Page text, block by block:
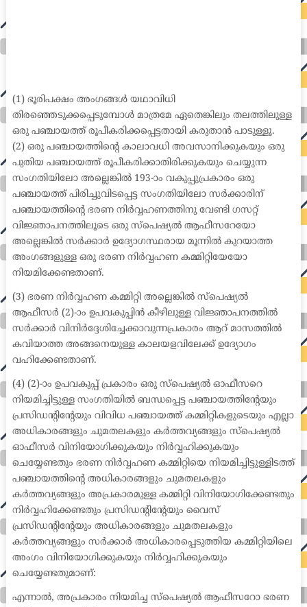
(1) ഭൂരിപക്ഷം അംഗങ്ങൾ യഥാവിധി
തിരഞ്ഞെടുക്കപ്പെടുമ്പോൾ മാത്രമേ ഏതെങ്കിലും തലത്തിലുള്ള
ഒരു പഞ്ചായത്ത് രൂപീകരിക്കപ്പെട്ടതായി കരുതാൻ പാടുള്ളൂ.
(2) ഒരു പഞ്ചായത്തിന്റെ കാലാവധി അവസാനിക്കുകയും ഒരു
പുതിയ പഞ്ചായത്ത് രൂപീകരിക്കാതിരിക്കുകയും ചെയ്യുന്ന
സംഗതിയിലോ അല്ലെങ്കിൽ 193-ാം വകുപ്പുപ്രകാരം ഒരു
പഞ്ചായത്ത് പിരിച്ചുവിടപ്പെട്ട സംഗതിയിലോ സർക്കാരിന്
പഞ്ചായത്തിന്റെ ഭരണ നിർവ്വഹണത്തിനു വേണ്ടി ഗസറ്റ്
വിജ്ഞാപനത്തിലൂടെ ഒരു സ്പെഷ്യൽ ആഫീസറേയോ
അല്ലെങ്കിൽ സർക്കാർ ഉദ്യോഗസ്ഥരായ മൂന്നിൽ കുറയാത്ത
അംഗങ്ങളുള്ള ഒരു ഭരണ നിർവ്വഹണ കമ്മിറ്റിയേയോ
നിയമിക്കേണ്ടതാണ്.
(3) ഭരണ നിർവ്വഹണ കമ്മിറ്റി അല്ലെങ്കിൽ സ്പെഷ്യൽ
ആഫീസർ (2)-ാം ഉപവകുപ്പിൻ കീഴിലുള്ള വിജ്ഞാപനത്തിൽ
സർക്കാർ വിനിർദ്ദേശിച്ചേക്കാവുന്നപ്രകാരം ആറ് മാസത്തിൽ
കവിയാത്ത അങ്ങനെയുള്ള കാലയളവിലേക്ക് ഉദ്യോഗം
വഹിക്കേണ്ടതാണ്.
(4) (2)-ാം ഉപവകുപ്പ് പ്രകാരം ഒരു സ്പെഷ്യൽ ഓഫീസറെ
നിയമിച്ചിട്ടുള്ള സംഗതിയിൽ ബന്ധപ്പെട്ട പഞ്ചായത്തിന്റേയും
പ്രസിഡന്റിന്റേയും വിവിധ പഞ്ചായത്ത് കമ്മിറ്റികളുടെയും എല്ലാ
അധികാരങ്ങളും ചുമതലകളും കർത്തവ്യങ്ങളും സ്പെഷ്യൽ
ഓഫീസർ വിനിയോഗിക്കുകയും നിർവ്വഹിക്കുകയും
ചെയ്യേണ്ടതും ഭരണ നിർവ്വഹണ കമ്മിറ്റിയെ നിയമിച്ചിട്ടുള്ളിടത്ത്
പഞ്ചായത്തിന്റെ അധികാരങ്ങളും ചുമതലകളും
കർത്തവ്യങ്ങളും അപ്രകാരമുള്ള കമ്മിറ്റി വിനിയോഗിക്കേണ്ടതും
നിർവ്വഹിക്കേണ്ടതും പ്രസിഡന്റിന്റേയും വൈസ്
പ്രസിഡന്റിന്റേയും അധികാരങ്ങളും ചുമതലകളും
കർത്തവ്യങ്ങളും സർക്കാർ അധികാരപ്പെടുത്തിയ കമ്മിറ്റിയിലെ
അംഗം വിനിയോഗിക്കുകയും നിർവ്വഹിക്കുകയും
ചെയ്യേണ്ടതുമാണ്:
എന്നാൽ, അപ്രകാരം നിയമിച്ച സ്പെഷ്യൽ ആഫീസറോ ഭരണ